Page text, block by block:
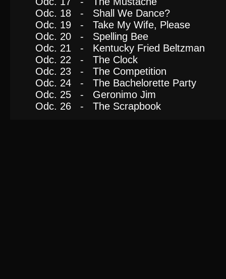
Odc. 18 - Shall We Dance?
Odc. 19 - Take My Wife, Please
Odc. 20 - Spelling Bee
Odc. 21 - Kentucky Fried Beltzman
Odc. 22 - The Clock
Odc. 23 - The Competition
Odc. 24 - The Bachelorette Party
Odc. 25 - Geronimo Jim
Odc. 26 - The Scrapbook